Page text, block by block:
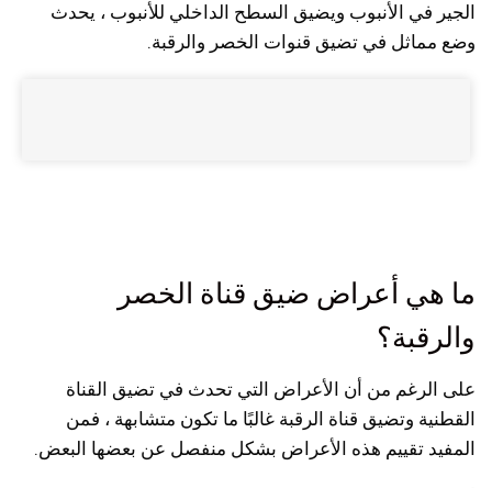
الجير في الأنبوب ويضيق السطح الداخلي للأنبوب ، يحدث
وضع مماثل في تضيق قنوات الخصر والرقبة.
ما هي أعراض ضيق قناة الخصر
والرقبة؟
على الرغم من أن الأعراض التي تحدث في تضيق القناة
القطنية وتضيق قناة الرقبة غالبًا ما تكون متشابهة ، فمن
المفيد تقييم هذه الأعراض بشكل منفصل عن بعضها البعض.